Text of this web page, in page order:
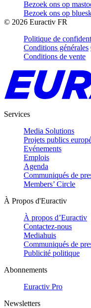
Bezoek ons op
Bezoek ons op
© 2026 Euractiv FR
Politique de
Conditions générales
Conditions de vente
Services
Media Solutions
Projets publics
Evénements
Emplois
Agenda
Communiqués de
Members’ Circle
À Propos d'Euractiv
À propos d’Euractiv
Contactez-nous
Mediahuis
Communiqués de
Publicité politique
Abonnements
Euractiv Pro
Newsletters